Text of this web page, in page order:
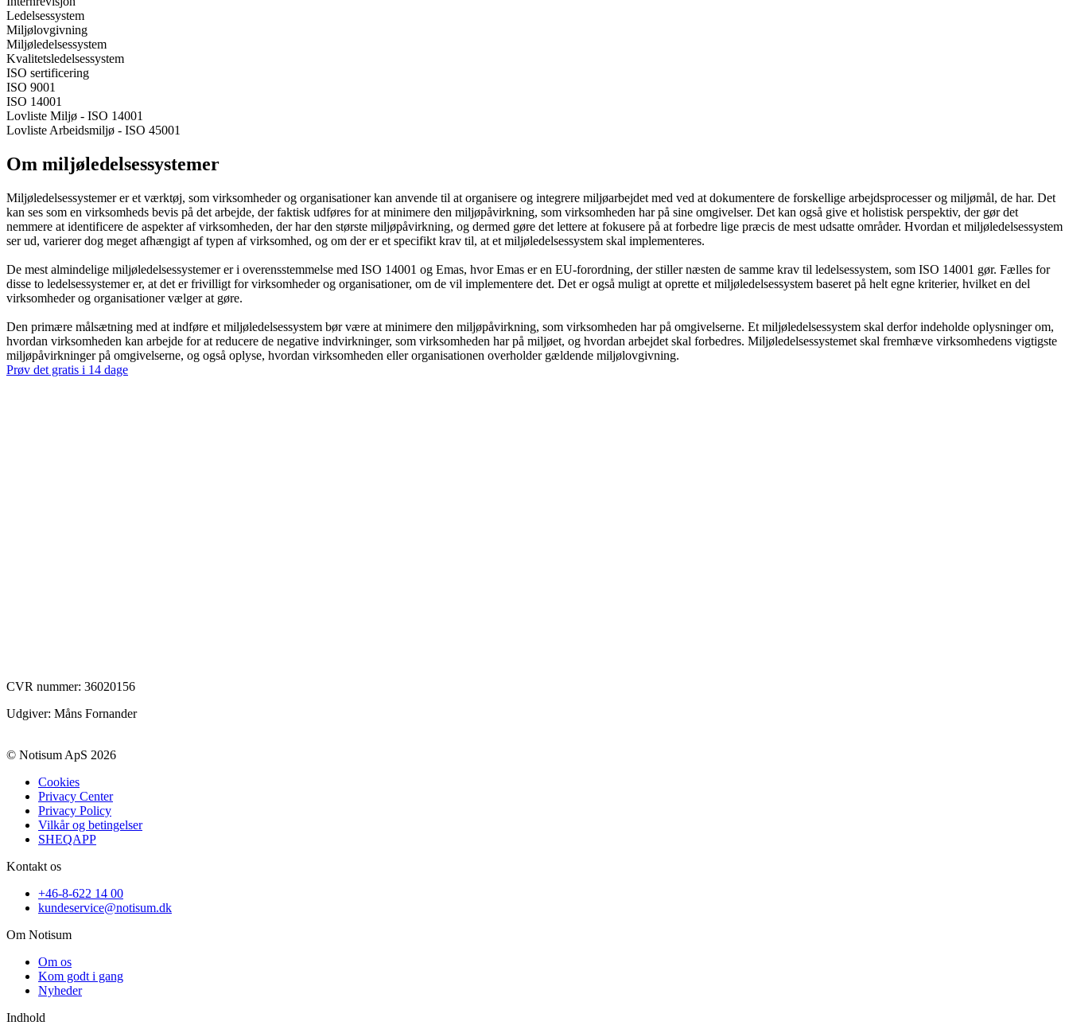
Ledelsessystem
Miljølovgivning
Miljøledelsessystem
Kvalitetsledelsessystem
ISO sertificering
ISO 9001
ISO 14001
Lovliste Miljø - ISO 14001
Lovliste Arbeidsmiljø - ISO 45001
Om miljøledelsessystemer
Miljøledelsessystemer er et værktøj, som virksomheder og organisationer kan anvende til at organisere og integrere miljøarbejdet med ved at dokumentere de forskellige arbejdsprocesser og miljømål, de har. Det
kan ses som en virksomheds bevis på det arbejde, der faktisk udføres for at minimere den miljøpåvirkning, som virksomheden har på sine omgivelser. Det kan også give et holistisk perspektiv, der gør det
nemmere at identificere de aspekter af virksomheden, der har den største miljøpåvirkning, og dermed gøre det lettere at fokusere på at forbedre lige præcis de mest udsatte områder. Hvordan et miljøledelsessystem
ser ud, varierer dog meget afhængigt af typen af virksomhed, og om der er et specifikt krav til, at et miljøledelsessystem skal implementeres.
De mest almindelige miljøledelsessystemer er i overensstemmelse med ISO 14001 og Emas, hvor Emas er en EU-forordning, der stiller næsten de samme krav til ledelsessystem, som ISO 14001 gør. Fælles for
disse to ledelsessystemer er, at det er frivilligt for virksomheder og organisationer, om de vil implementere det. Det er også muligt at oprette et miljøledelsessystem baseret på helt egne kriterier, hvilket en del
virksomheder og organisationer vælger at gøre.
Den primære målsætning med at indføre et miljøledelsessystem bør være at minimere den miljøpåvirkning, som virksomheden har på omgivelserne. Et miljøledelsessystem skal derfor indeholde oplysninger om,
hvordan virksomheden kan arbejde for at reducere de negative indvirkninger, som virksomheden har på miljøet, og hvordan arbejdet skal forbedres. Miljøledelsessystemet skal fremhæve virksomhedens vigtigste
miljøpåvirkninger på omgivelserne, og også oplyse, hvordan virksomheden eller organisationen overholder gældende miljølovgivning.
Prøv det gratis i 14 dage
CVR nummer: 36020156
Udgiver: Måns Fornander
© Notisum ApS 2026
Cookies
Privacy Center
Privacy Policy
Vilkår og betingelser
SHEQAPP
Kontakt os
+46-8-622 14 00
kundeservice@notisum.dk
Om Notisum
Om os
Kom godt i gang
Nyheder
Indhold